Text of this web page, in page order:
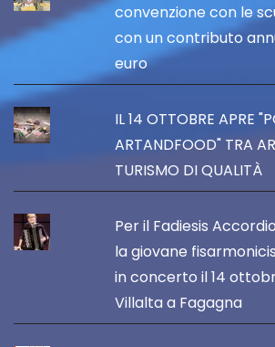
convenzione con le
con un contributo
euro
IL 14 OTTOBRE APRE
ARTANDFOOD" TRA
TURISMO DI QUALITÀ
Per il Fadiesis
la giovane
in concerto il 14
Villalta a Fagagna